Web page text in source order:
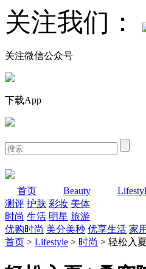
关注我们：
关注微信公众号
下载App
首页 Beauty
测评 护肤 彩妆 美体
时尚 生活 明星 旅游
优购时尚 美分美秒 优享生活 家
首页 > Lifestyle > 时尚 > 轻松入